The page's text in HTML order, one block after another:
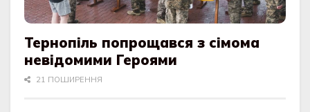
Тернопіль попрощався з сімома
невідомими Героями
21 ПОШИРЕННЯ